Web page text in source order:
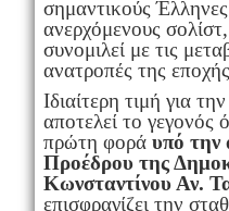
σημαντικούς
ανερχόμενους
συνομιλεί με τις
ανατροπές της
Ιδιαίτερη τιμή για
αποτελεί το γεγονός
πρώτη φορά υπό την
Προέδρου της
Κωνσταντίνου Αν.
επισφραγίζει την